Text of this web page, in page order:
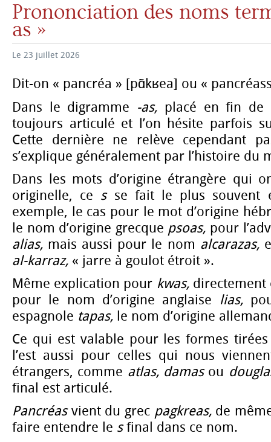
Prononciation des noms
as »
Le 23 juillet 2026
Dit-on « pancréa » [pɑ̃kʁea] ou «
Dans le digramme -as, placé en fin
toujours articulé et l’on hésite parfois
Cette dernière ne relève cependant
s’explique généralement par l’histoire du
Dans les mots d’origine étrangère qui
originelle, ce s se fait le plus souvent
exemple, le cas pour le mot d’origine
le nom d’origine grecque psoas, pour
alias, mais aussi pour le nom alcarazas,
al-karraz, « jarre à goulot étroit ».
Même explication pour kwas, directement
pour le nom d’origine anglaise lias,
espagnole tapas, le nom d’origine
Ce qui est valable pour les formes
l’est aussi pour celles qui nous
étrangers, comme atlas, damas ou
final est articulé.
Pancréasvient du grec pagkreas,de
faire entendre le sfinal dans ce nom.